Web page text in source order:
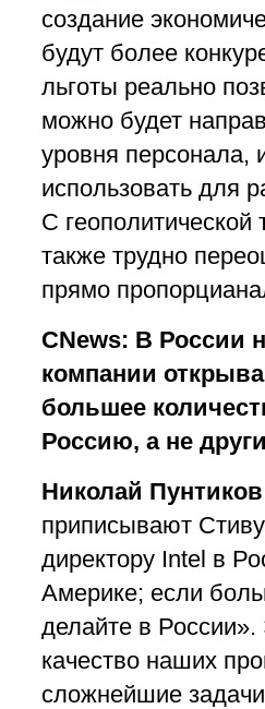
создание
будут более
льготы реально
можно будет
уровня персонала,
использовать для
С геополитической
также трудно
прямо
CNews: В России
компании
большее
Россию, а не
Николай
приписывают
директору Intel в
Америке; если
делайте в России».
качество наших
сложнейшие